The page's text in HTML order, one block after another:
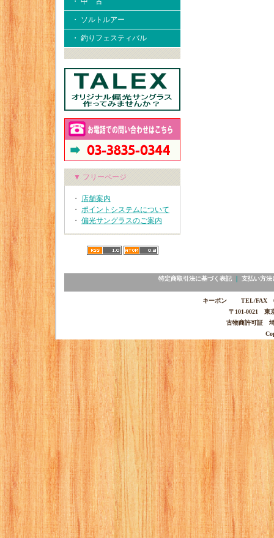
・ ソルトルアー
・ 釣りフェスティバル
▼ フリーページ
・ 店舗案内
・ ポイントシステムについて
・ 偏光サングラスのご案内
特定商取引法に基づく表記｜ 支払い方法
キーポン TEL/FAX
〒101-0021 東
古物商許可証